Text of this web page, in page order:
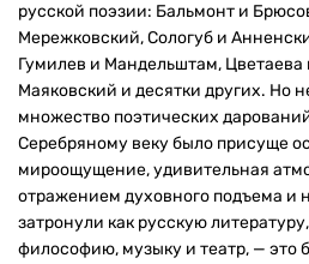
русской поэзии: Бальмонт и
Мережковский, Сологуб и
Гумилев и Мандельштам, Цветаева
Маяковский и десятки других. Но
множество поэтических
Серебряному веку было присуще
мироощущение, удивительная
отражением духовного подъема и
затронули как русскую
философию, музыку и театр, — это